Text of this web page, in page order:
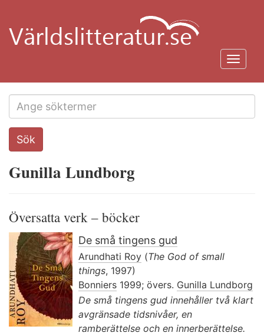
huvudinnehåll
Search
this
Sök
Gunilla Lundborg
Översatta verk – böcker
De små tingens gud
Arundhati Roy (The God of small
things, 1997)
Bonniers 1999; övers. Gunilla Lundborg
De små tingens gud innehåller två klart
avgränsade tidsnivåer, en
ramberättelse och en innerberättelse.